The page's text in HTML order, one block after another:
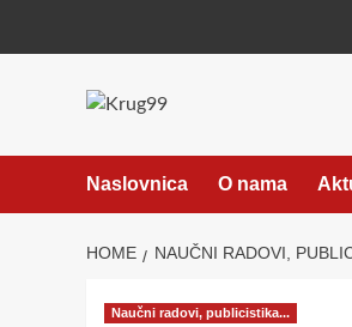
Naslovnica O nama
HOME NAUČNI RADOVI,
Naučni radovi, publicistika...